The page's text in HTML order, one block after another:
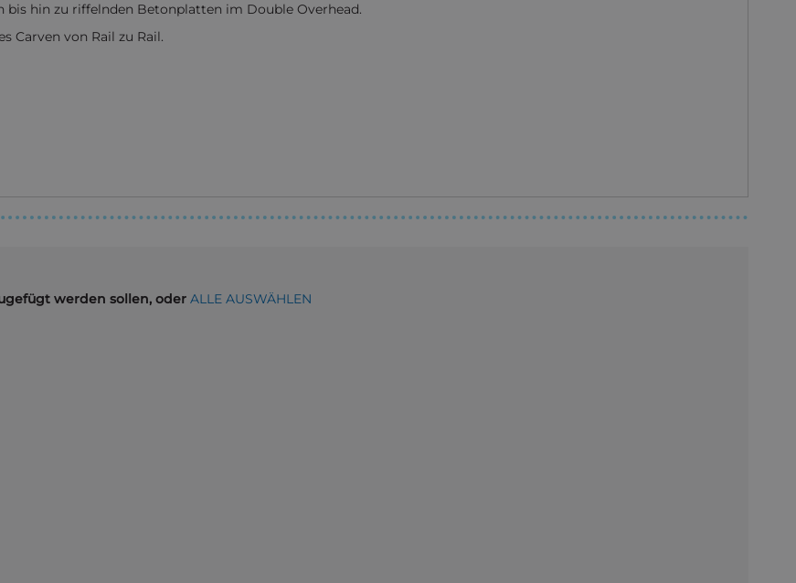
hin zu riffelnden Betonplatten im Double Overhead.
Carven von Rail zu Rail.
werden sollen, oder ALLE AUSWÄHLEN